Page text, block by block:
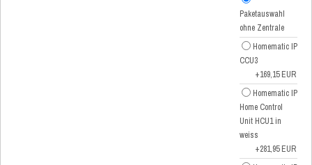
Paketauswahl
ohne Zentrale
Homematic IP
CCU3
+169,15 EUR
Homematic IP
Home Control
Unit HCU1 in
weiss
+281,95 EUR